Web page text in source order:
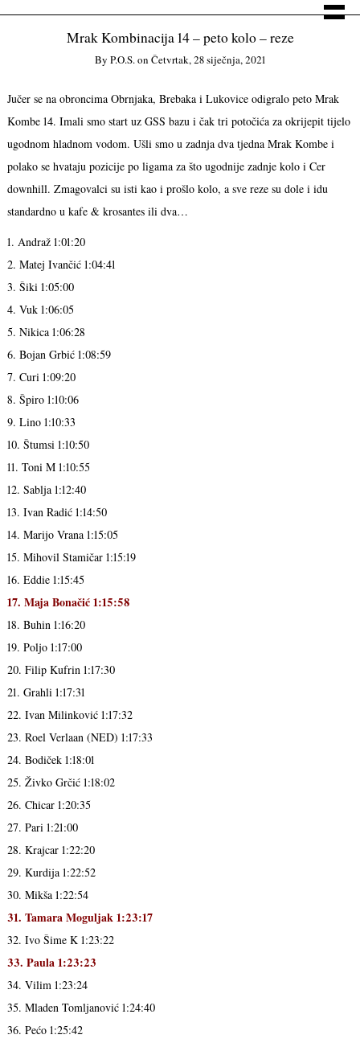
Mrak Kombinacija 14 – peto kolo – reze
By P.o.s.on Četvrtak, 28 siječnja, 2021
Jučer se na obroncima Obrnjaka, Brebaka i Lukovice odigralo peto Mrak
Kombe 14. Imali smo start uz GSS bazu i čak tri potočića za okrijepit tijelo
ugodnom hladnom vodom. Ušli smo u zadnja dva tjedna Mrak Kombe i
polako se hvataju pozicije po ligama za što ugodnije zadnje kolo i Cer
downhill. Zmagovalci su isti kao i prošlo kolo, a sve reze su dole i idu
standardno u kafe & krosantes ili dva…
1. Andraž 1:01:20
2. Matej Ivančić 1:04:41
3. Šiki 1:05:00
4. Vuk 1:06:05
5. Nikica 1:06:28
6. Bojan Grbić 1:08:59
7. Curi 1:09:20
8. Špiro 1:10:06
9. Lino 1:10:33
10. Štumsi 1:10:50
11. Toni M 1:10:55
12. Sablja 1:12:40
13. Ivan Radić 1:14:50
14. Marijo Vrana 1:15:05
15. Mihovil Stamičar 1:15:19
16. Eddie 1:15:45
17. Maja Bonačić 1:15:58
18. Buhin 1:16:20
19. Poljo 1:17:00
20. Filip Kufrin 1:17:30
21. Grahli 1:17:31
22. Ivan Milinković 1:17:32
23. Roel Verlaan (NED) 1:17:33
24. Bodiček 1:18:01
25. Živko Grčić 1:18:02
26. Chicar 1:20:35
27. Pari 1:21:00
28. Krajcar 1:22:20
29. Kurdija 1:22:52
30. Mikša 1:22:54
31. Tamara Moguljak 1:23:17
32. Ivo Šime K 1:23:22
33. Paula 1:23:23
34. Vilim 1:23:24
35. Mladen Tomljanović 1:24:40
36. Pećo 1:25:42